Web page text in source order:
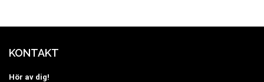
KONTAKT
Hör av dig!